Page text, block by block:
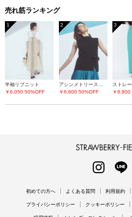
売れ筋ランキング
1
半袖リブニット
￥6,050 50%OFF
2
アシンメトリースリットニット
￥6,600 50%OFF
3
￥8,800
初めての方へ よくある質問 利用規約
プライバシーポリシー クッキーポリシー